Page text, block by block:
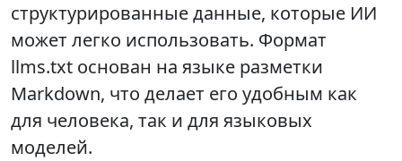
структурированные данные, которые ИИ
может легко использовать. Формат
llms.txt основан на языке разметки
Markdown, что делает его удобным как
для человека, так и для языковых
моделей.